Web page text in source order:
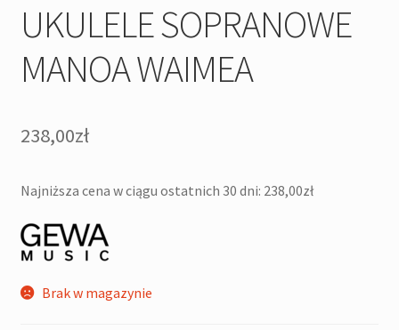
UKULELE SOPRANOWE
MANOA WAIMEA
238,00zł
Najniższa cena w ciągu ostatnich 30 dni: 238,00zł
Brak w magazynie